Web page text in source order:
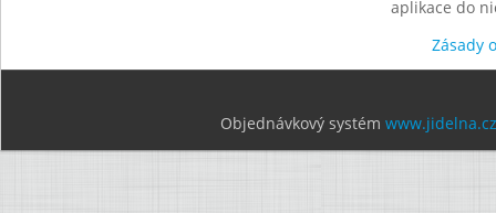
aplikace do
Zásady
Objednávkový systém www.jidelna.cz